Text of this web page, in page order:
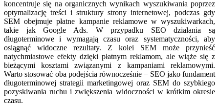
koncentruje się na organicznych wynikach wyszukiwania poprzez
optymalizację treści i struktury strony internetowej, podczas gdy
SEM obejmuje płatne kampanie reklamowe w wyszukiwarkach,
takie jak Google Ads. W przypadku SEO działania są
długoterminowe i wymagają czasu oraz systematyczności, aby
osiągnąć widoczne rezultaty. Z kolei SEM może przynieść
natychmiastowe efekty dzięki płatnym reklamom, ale wiąże się z
bieżącymi kosztami związanymi z kampaniami reklamowymi.
Warto stosować oba podejścia równocześnie – SEO jako fundament
długoterminowej strategii marketingowej oraz SEM do szybkiego
pozyskiwania ruchu i zwiększenia widoczności w krótkim okresie
czasu.